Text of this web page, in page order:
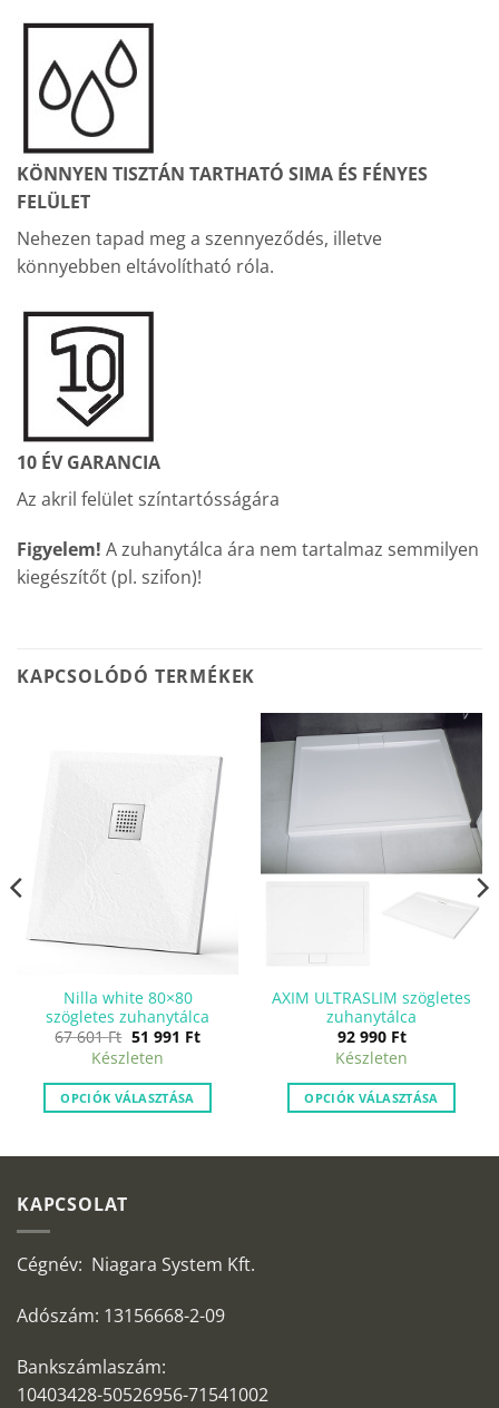
KÖNNYEN TISZTÁN TARTHATÓ SIMA ÉS FÉNYES
FELÜLET
Nehezen tapad meg a szennyeződés, illetve
könnyebben eltávolítható róla.
10 ÉV GARANCIA
Az akril felület színtartósságára
Figyelem! A zuhanytálca ára nem tartalmaz semmilyen
kiegészítőt (pl. szifon)!
KAPCSOLÓDÓ TERMÉKEK
Nilla white 80×80
szögletes zuhanytálca
67 601Ft Original
price
was:
67
601 Ft.
51 991 FtCurrent
51
Készleten
OPCIÓK VÁLASZTÁSA
AXIM ULTRASLIM szögletes
zuhanytálca
92 990 Ft
Készleten
OPCIÓK VÁLASZTÁSA
KAPCSOLAT
Cégnév: Niagara System Kft.
Adószám: 13156668-2-09
Bankszámlaszám:
10403428-50526956-71541002